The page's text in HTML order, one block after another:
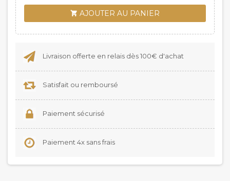
 AJOUTER AU PANIER
Livraison offerte en relais dès 100€ d'achat
Satisfait ou remboursé
Paiement sécurisé
Paiement 4x sans frais